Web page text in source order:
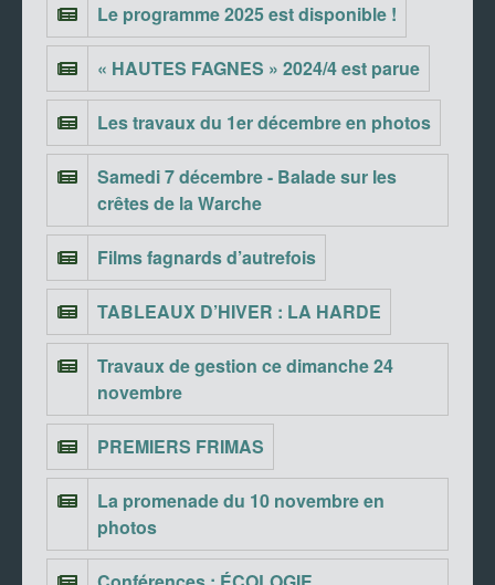
Le programme 2025 est disponible !
« HAUTES FAGNES » 2024/4 est parue
Les travaux du 1er décembre en photos
Samedi 7 décembre - Balade sur les
crêtes de la Warche
Films fagnards d’autrefois
TABLEAUX D’HIVER : LA HARDE
Travaux de gestion ce dimanche 24
novembre
PREMIERS FRIMAS
La promenade du 10 novembre en
photos